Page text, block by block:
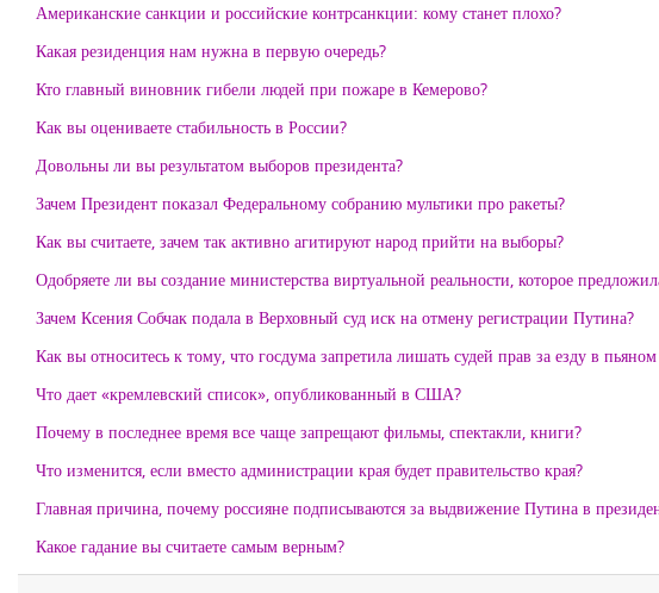
Американские санкции и российские контрсанкции: кому станет плохо?
Какая резиденция нам нужна в первую очередь?
Кто главный виновник гибели людей при пожаре в Кемерово?
Как вы оцениваете стабильность в России?
Довольны ли вы результатом выборов президента?
Зачем Президент показал Федеральному собранию мультики про ракеты?
Как вы считаете, зачем так активно агитируют народ прийти на выборы?
Одобряете ли вы создание министерства виртуальной реальности, которое
Зачем Ксения Собчак подала в Верховный суд иск на отмену регистрации Путина?
Как вы относитесь к тому, что госдума запретила лишать судей прав за езду в
Что дает «кремлевский список», опубликованный в США?
Почему в последнее время все чаще запрещают фильмы, спектакли, книги?
Что изменится, если вместо администрации края будет правительство края?
Главная причина, почему россияне подписываются за выдвижение Путина в
Какое гадание вы считаете самым верным?